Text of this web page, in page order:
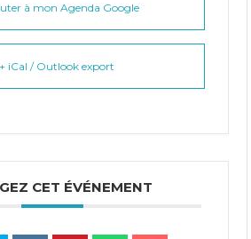
à mon Agenda Google
+ iCal / Outlook export
CET ÉVÉNEMENT